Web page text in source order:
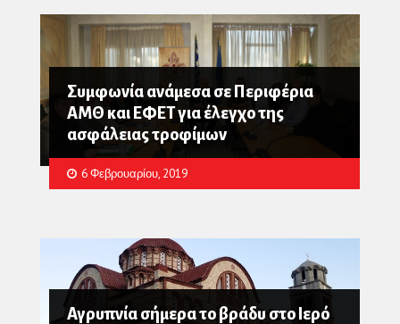
Συμφωνία ανάμεσα σε Περιφέρια
ΑΜΘ και ΕΦΕΤ για έλεγχο της
ασφάλειας τροφίμων
6 Φεβρουαρίου, 2019
Αγρυπνία σήμερα το βράδυ στο Ιερό